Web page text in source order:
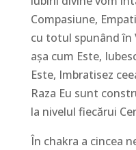
Compasiune,
cu totul spunând în
așa cum Este,
Este, Imbratisez
Raza Eu sunt
la nivelul fiecărui
În chakra a cincea